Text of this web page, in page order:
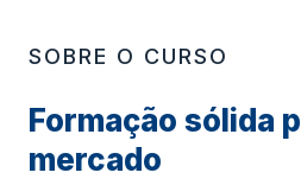
SOBRE O CURSO
Formação sólida
mercado